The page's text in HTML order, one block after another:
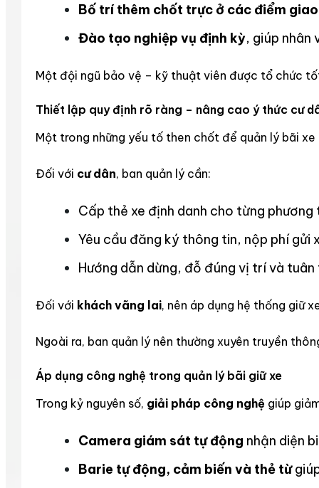
Bố trí thêm chốt trực ở các điểm
Đào tạo nghiệp vụ định kỳ, giúp nhân
Một đội ngũ bảo vệ – kỹ thuật viên được tổ chức
Thiết lập quy định rõ ràng – nâng cao ý thức cư
Một trong những yếu tố then chốt để quản lý bãi
Đối với cư dân, ban quản lý cần:
Cấp thẻ xe định danh cho từng phương
Yêu cầu đăng ký thông tin, nộp phí gửi
Hướng dẫn dừng, đỗ đúng vị trí và tuân
Đối với khách vãng lai, nên áp dụng hệ thống giữ
Ngoài ra, ban quản lý nên thường xuyên truyền
Áp dụng công nghệ trong quản lý bãi giữ xe
Trong kỷ nguyên số, giải pháp công nghệ giúp
Camera giám sát tự động nhận diện
Barie tự động, cảm biến và thẻ từ